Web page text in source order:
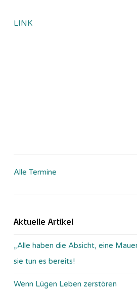
LINK
Alle Termine
Aktuelle Artikel
„Alle haben die Absicht, eine
sie tun es bereits!
Wenn Lügen Leben zerstören